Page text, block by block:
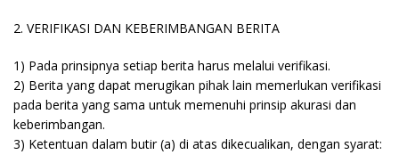
2. VERIFIKASI DAN KEBERIMBANGAN BERITA
1) Pada prinsipnya setiap berita harus melalui verifikasi.
2) Berita yang dapat merugikan pihak lain memerlukan verifikasi
pada berita yang sama untuk memenuhi prinsip akurasi dan
keberimbangan.
3) Ketentuan dalam butir (a) di atas dikecualikan, dengan syarat: